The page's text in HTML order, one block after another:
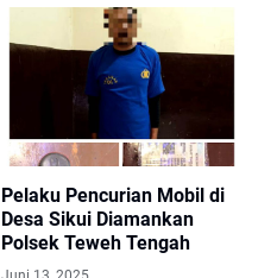
Pelaku Pencurian Mobil di
Desa Sikui Diamankan
Polsek Teweh Tengah